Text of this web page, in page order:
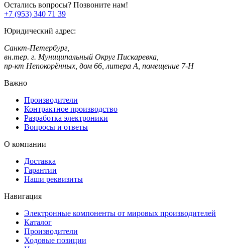
Остались вопросы? Позвоните нам!
+7 (953) 340 71 39
Юридический адрес:
Санкт-Петербург,
вн.тер. г. Муниципальный Округ Пискаревка,
пр-кт Непокорённых, дом 66, литера А, помещение 7-Н
Важно
Производители
Контрактное производство
Разработка электроники
Вопросы и ответы
О компании
Доставка
Гарантии
Наши реквизиты
Навигация
Электронные компоненты от мировых производителей
Каталог
Производители
Ходовые позиции